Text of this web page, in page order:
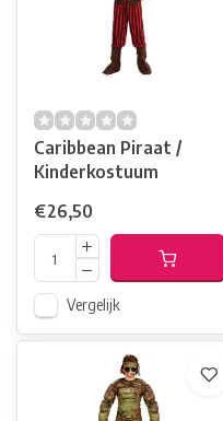
Caribbean Piraat /
Kinderkostuum
€26,50
Vergelijk